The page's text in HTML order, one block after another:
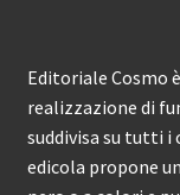
Editoriale Cosmo
realizzazione di
suddivisa su tutti i
edicola propone